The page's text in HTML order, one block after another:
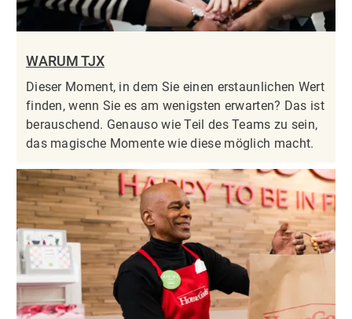
WARUM TJX
Dieser Moment, in dem Sie einen erstaunlichen Wert
finden, wenn Sie es am wenigsten erwarten? Das ist
berauschend. Genauso wie Teil des Teams zu sein,
das magische Momente wie diese möglich macht.